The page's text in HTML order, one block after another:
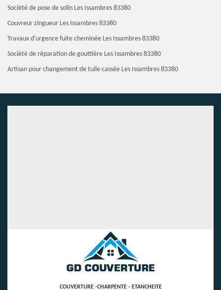
Société de pose de solin Les Issambres 83380
Couvreur zingueur Les Issambres 83380
Travaux d'urgence fuite cheminée Les Issambres 83380
Société de réparation de gouttière Les Issambres 83380
Artisan pour changement de tuile cassée Les Issambres 83380
COUVERTURE -CHARPENTE - ETANCHEITE